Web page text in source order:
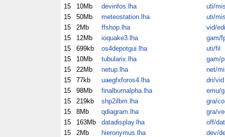
15
10Mb devinfos.lha
uti/
15
50Mb meteostation.lha
uti/
15
2Mb ffshop.lha
vid/edi
15
12Mb ioquake3.lha
gam/
15
699kb os4depotgui.lha
uti/fil
15
10Mb tubularix.lha
gam/
15
22Mb netup.lha
net/
15
77kb uaegfxforos4.lha
dri/vid
15
98Mb finalburnalpha.lha
emu/
15
219kb shp2ilbm.lha
gra/
15
8Mb qdiagram.lha
gra/
15
163Mb datadisplay.lha
off/dat
15
2Mb hieronymus.lha
dev/